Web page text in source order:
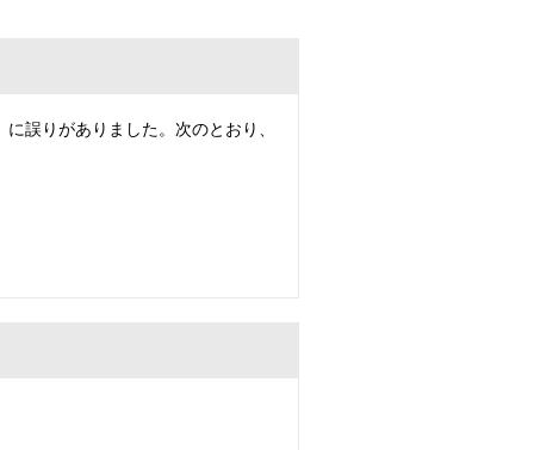
誤りがありました。次のとおり、